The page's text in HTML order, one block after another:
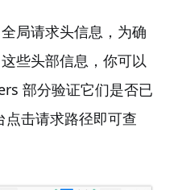
局请求头信息，为确
些头部信息，你可以
部分验证它们是否已
击请求路径即可查